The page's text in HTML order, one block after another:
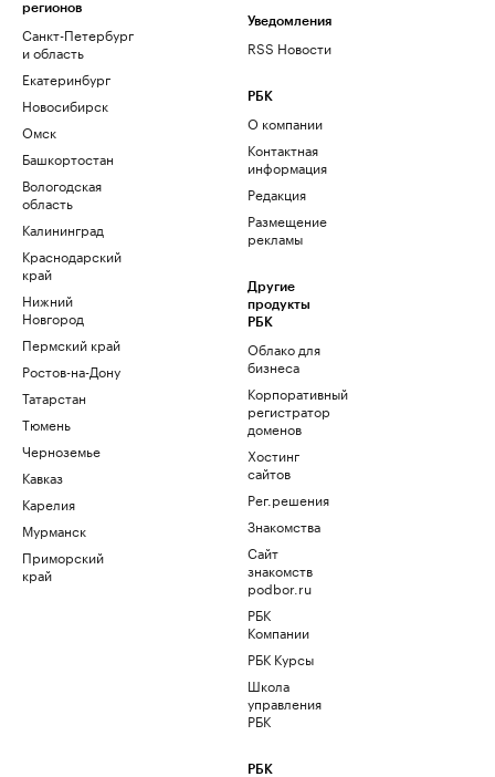
регионов
Санкт-Петербург
и область
Екатеринбург
Новосибирск
Омск
Башкортостан
Вологодская
область
Калининград
Краснодарский
край
Нижний
Новгород
Пермский край
Ростов-на-Дону
Татарстан
Тюмень
Черноземье
Кавказ
Карелия
Мурманск
Приморский
край
Уведомления
RSS Новости
РБК
О компании
Контактная
информация
Редакция
Размещение
рекламы
Другие
продукты
РБК
Облако для
бизнеса
Корпоративный
регистратор
доменов
Хостинг
сайтов
Рег.решения
Знакомства
Сайт
знакомств
podbor.ru
РБК
Компании
РБК Курсы
Школа
управления
РБК
РБК